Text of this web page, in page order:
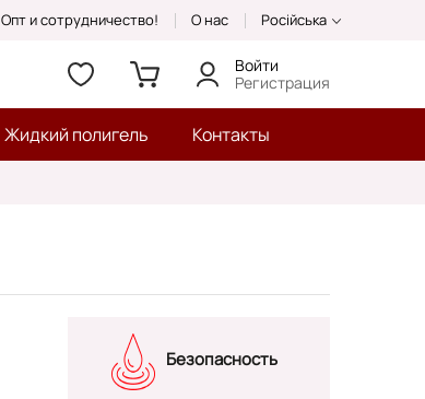
Опт и сотрудничество! О нас Російська
Войти
Регистрация
Жидкий полигель Контакты
Безопасность